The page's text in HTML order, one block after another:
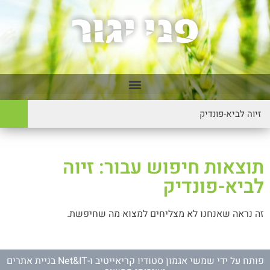
תוצאות חיפוש עבור: זיוה
לביא-פונדיק
זה נראה שאנחנו לא מצליחים למצוא מה שחיפשת.
פותח על ידי שמשי אגמון סטודיו קריאייטיב ו- Net&IT בניית אתרים